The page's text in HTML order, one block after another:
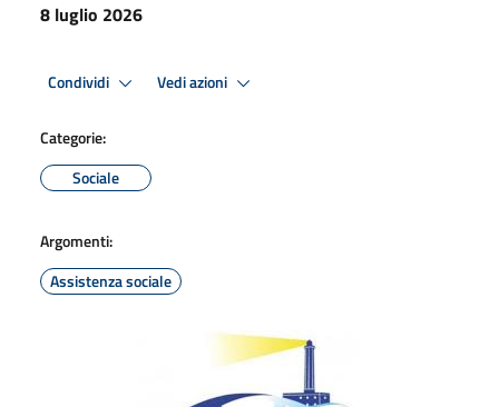
8 luglio 2026
Condividi Vedi azioni
Categorie:
Sociale
Argomenti:
Assistenza sociale